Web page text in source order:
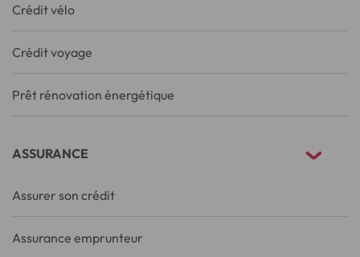
Crédit vélo
Crédit voyage
Prêt rénovation énergétique
ASSURANCE
Assurer son crédit
Assurance emprunteur